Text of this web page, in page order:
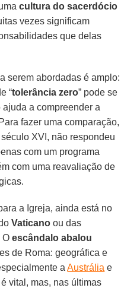
cultura do sacerdócio
vezes significam
que delas
serem abordadas é amplo:
“tolerância zero” pode se
a compreender a
fazer uma comparação,
século XVI, não respondeu
com um programa
com uma reavaliação de
a Igreja, ainda está no
Vaticano ou das
Oescândalo abalou
de Roma: geográfica e
aAustrália e
vital, mas, nas últimas